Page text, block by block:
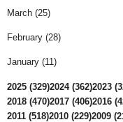
March (25)
February (28)
January (11)
2025 (329)2024 (362)2023
2018 (470)2017 (406)2016
2011 (518)2010 (229)2009